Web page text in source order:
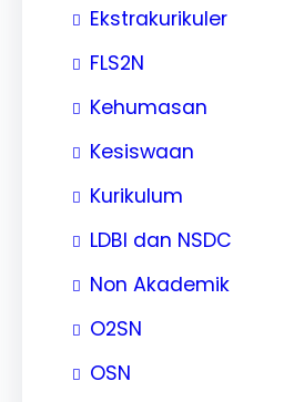
Ekstrakurikuler
FLS2N
Kehumasan
Kesiswaan
Kurikulum
LDBI dan NSDC
Non Akademik
O2SN
OSN